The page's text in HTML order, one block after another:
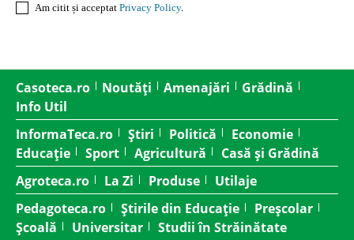
Am citit și acceptat Privacy Policy.
Casoteca.ro Noutăți Amenajări
Grădină
Info Util
InformaTeca.ro
Știri Politică
Economie
Educație
Sport Agricultură
Casă și Grădină
Agroteca.ro
La Zi Produse
Utilaje
Pedagoteca.ro
Știrile din Educație
Preșcolar
Școală
Universitar
Studii în Străinătate